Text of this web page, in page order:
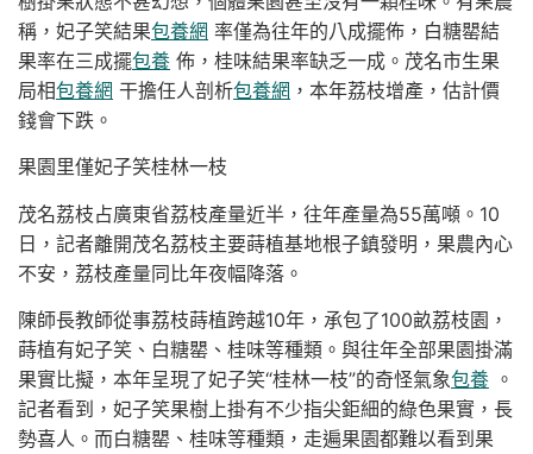
稱，妃子笑結果包養網 率僅為往年的八成擺佈，白糖罌結
果率在三成擺包養 佈，桂味結果率缺乏一成。茂名市生果
局相包養網 干擔任人剖析包養網 ，本年荔枝增產，估計價
錢會下跌。
果園里僅妃子笑桂林一枝
茂名荔枝占廣東省荔枝產量近半，往年產量為55萬噸。10
日，記者離開茂名荔枝主要蒔植基地根子鎮發明，果農內心
不安，荔枝產量同比年夜幅降落。
陳師長教師從事荔枝蒔植跨越10年，承包了100畝荔枝園，
蒔植有妃子笑、白糖罌、桂味等種類。與往年全部果園掛滿
果實比擬，本年呈現了妃子笑“桂林一枝”的奇怪氣象包養 。
記者看到，妃子笑果樹上掛有不少指尖鉅細的綠色果實，長
勢喜人。而白糖罌、桂味等種類，走遍果園都難以看到果